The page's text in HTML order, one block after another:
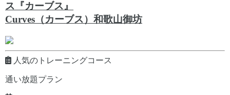
ス『カーブス』
Curves（カーブス）和歌山御坊
人気のトレーニングコース
通い放題プラン